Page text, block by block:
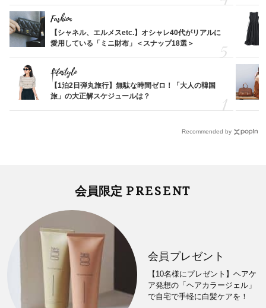
Fashion
【シャネル、エルメスetc.】オシャレ40代がリアルに
愛用している「ミニ財布」＜スナップ18選＞
Lifestyle
【1泊2日弾丸旅行】無駄な時間ゼロ！「大人の韓国
旅」の大正解スケジュールは？
Recommended by
会員限定 PRESENT
会員プレゼント
【10名様にプレゼント】ヘアケ
ア発想の「ヘアカラージェル」
で自宅で手軽に白髪ケアを！